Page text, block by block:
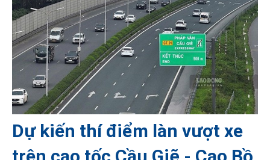
Dự kiến thí điểm làn vượt xe